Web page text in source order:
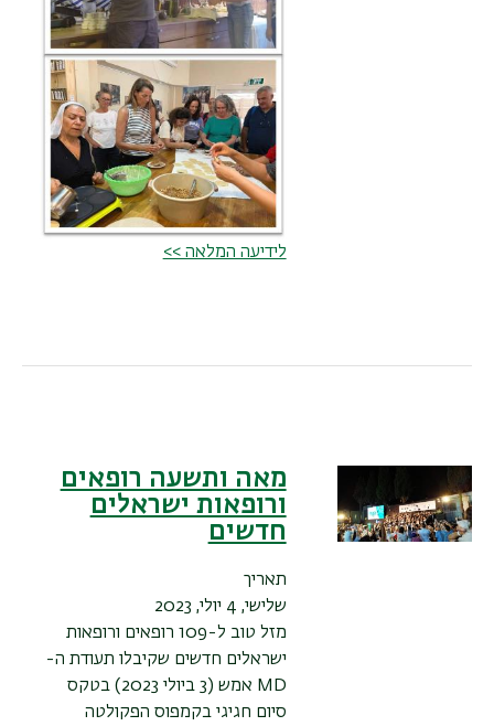
לידיעה המלאה >>
מאה ותשעה רופאים
ורופאות ישראלים
חדשים
תאריך
שלישי, 4 יולי, 2023
מזל טוב ל-109 רופאים ורופאות
ישראלים חדשים שקיבלו תעודת ה-
MD
אמש (3 ביולי 2023) בטקס
סיום חגיגי בקמפוס הפקולטה